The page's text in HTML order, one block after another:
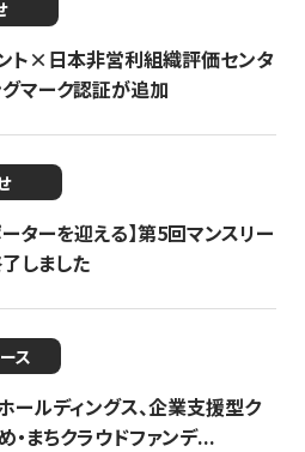
ント×日本非営利組織評価センタ
グマーク認証が追加
ターを迎える】​​第5回マンスリー
しました
ス
ールディングス、企業支援型ク
・まちクラウドファンデ...